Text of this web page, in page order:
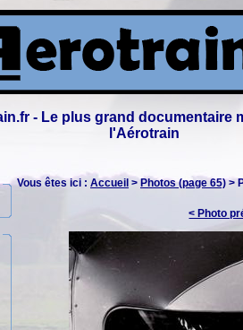
- Le plus grand documentaire
l'Aérotrain
Vous êtes ici : Accueil > Photos (page 65) >
< Photo